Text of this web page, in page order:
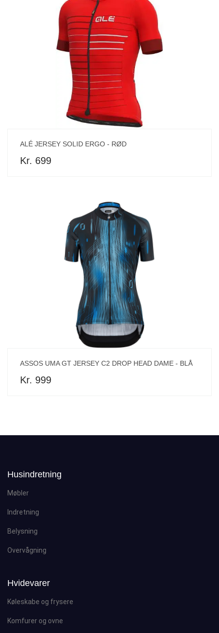
ALÉ JERSEY SOLID ERGO - RØD
Kr. 699
ASSOS UMA GT JERSEY C2 DROP HEAD DAME - BLÅ
Kr. 999
Husindretning
Møbler
Indretning
Belysning
Overvågning
Hvidevarer
Køleskabe og frysere
Komfurer og ovne